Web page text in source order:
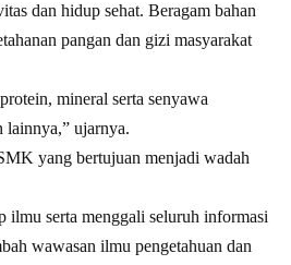
dan hidup sehat. Beragam bahan
pangan dan gizi masyarakat
mineral serta senyawa
lainnya,” ujarnya.
yang bertujuan menjadi wadah
ilmu serta menggali seluruh informasi
wawasan ilmu pengetahuan dan